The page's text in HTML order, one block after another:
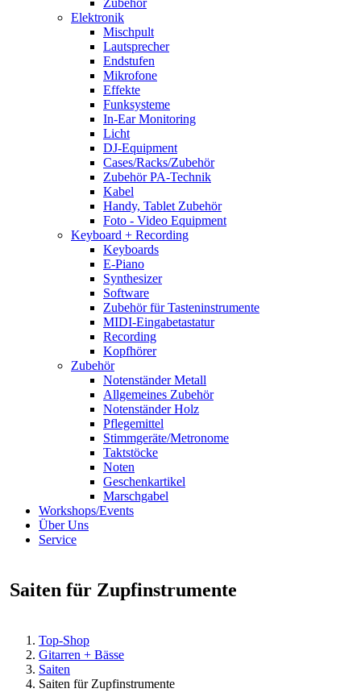
Zubehör
Elektronik
Mischpult
Lautsprecher
Endstufen
Mikrofone
Effekte
Funksysteme
In-Ear Monitoring
Licht
DJ-Equipment
Cases/Racks/Zubehör
Zubehör PA-Technik
Kabel
Handy, Tablet Zubehör
Foto - Video Equipment
Keyboard + Recording
Keyboards
E-Piano
Synthesizer
Software
Zubehör für Tasteninstrumente
MIDI-Eingabetastatur
Recording
Kopfhörer
Zubehör
Notenständer Metall
Allgemeines Zubehör
Notenständer Holz
Pflegemittel
Stimmgeräte/Metronome
Taktstöcke
Noten
Geschenkartikel
Marschgabel
Workshops/Events
Über Uns
Service
Saiten für Zupfinstrumente
Top-Shop
Gitarren + Bässe
Saiten
Saiten für Zupfinstrumente